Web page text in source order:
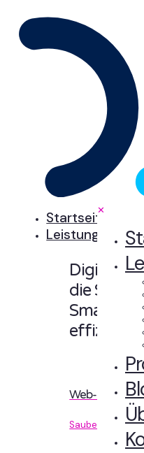
✕
Startseite
Leistungen
Digitale
die Sinn
Smart
effizient
Web-
Sauberer Code,